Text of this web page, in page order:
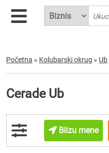
Početna » Kolubarski okrug » Ub
Cerade Ub
Blizu mene